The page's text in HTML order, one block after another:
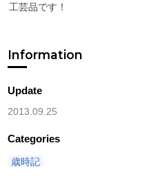
工芸品です！
Information
Update
2013.09.25
Categories
歳時記